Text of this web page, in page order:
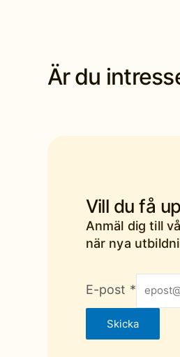
Är du
Vill du få
Anmäl dig till
när nya
E-post *
Skicka